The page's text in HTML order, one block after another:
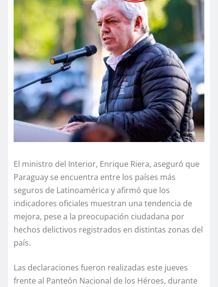
El ministro del Interior, Enrique Riera, aseguró que
Paraguay se encuentra entre los países más
seguros de Latinoamérica y afirmó que los
indicadores oficiales muestran una tendencia de
mejora, pese a la preocupación ciudadana por
hechos delictivos registrados en distintas zonas del
país.
Las declaraciones fueron realizadas este jueves
frente al Panteón Nacional de los Héroes, durante